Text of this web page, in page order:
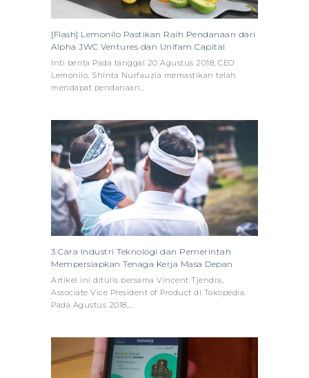
[Flash] Lemonilo Pastikan Raih Pendanaan dari
Alpha JWC Ventures dan Unifam Capital
Inti berita Pada tanggal 20 Agustus 2018, CEO
Lemonilo, Shinta Nurfauzia memastikan telah
mendapat pendanaan…
3 Cara Industri Teknologi dan Pemerintah
Mempersiapkan Tenaga Kerja Masa Depan
Artikel ini ditulis bersama Vincent Tjendra,
Associate Vice President of Product di Tokopedia.
Pada Agustus 2018,…